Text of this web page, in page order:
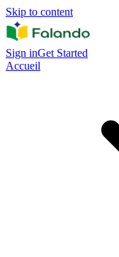
Skip to content
Sign inGet Started
Accueil